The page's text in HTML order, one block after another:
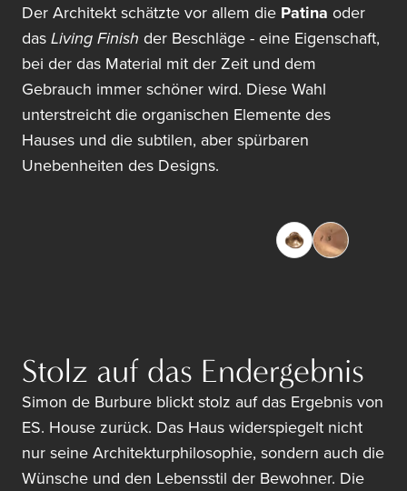
Der Architekt schätzte vor allem die Patina oder
das Living Finish der Beschläge - eine Eigenschaft,
bei der das Material mit der Zeit und dem
Gebrauch immer schöner wird. Diese Wahl
unterstreicht die organischen Elemente des
Hauses und die subtilen, aber spürbaren
Unebenheiten des Designs.
Stolz auf das Endergebnis
Simon de Burbure blickt stolz auf das Ergebnis von
ES. House zurück. Das Haus widerspiegelt nicht
nur seine Architekturphilosophie, sondern auch die
Wünsche und den Lebensstil der Bewohner. Die